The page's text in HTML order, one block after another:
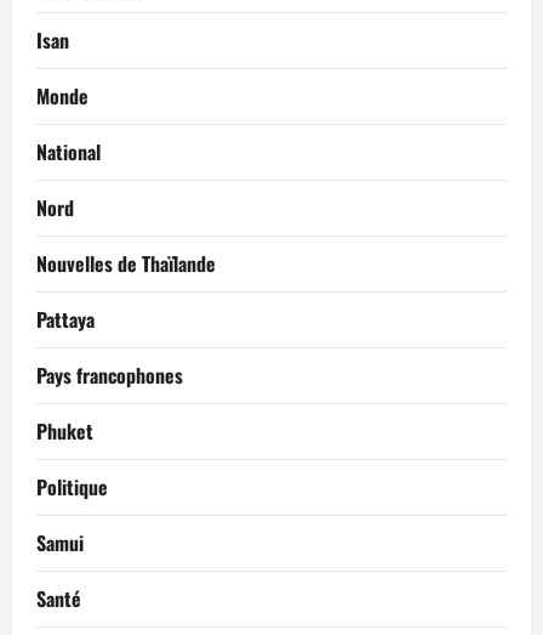
Isan
Monde
National
Nord
Nouvelles de Thaïlande
Pattaya
Pays francophones
Phuket
Politique
Samui
Santé